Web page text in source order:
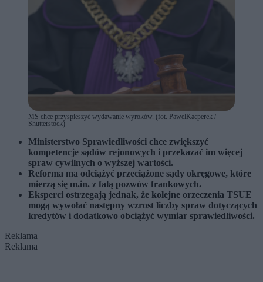
MS chce przyspieszyć wydawanie wyroków. (fot. PawelKacperek /
Shutterstock)
Ministerstwo Sprawiedliwości chce zwiększyć
kompetencje sądów rejonowych i przekazać im więcej
spraw cywilnych o wyższej wartości.
Reforma ma odciążyć przeciążone sądy okręgowe, które
mierzą się m.in. z falą pozwów frankowych.
Eksperci ostrzegają jednak, że kolejne orzeczenia TSUE
mogą wywołać następny wzrost liczby spraw dotyczących
kredytów i dodatkowo obciążyć wymiar sprawiedliwości.
Reklama
Reklama